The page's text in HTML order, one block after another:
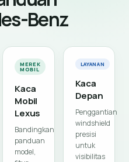
Benz
MEREK
MOBIL
Kaca
Mobil
Lexus
Bandingkan
panduan
model,
LAYANAN
Kaca
Depan
Penggantian
windshield
presisi
untuk
visibilitas